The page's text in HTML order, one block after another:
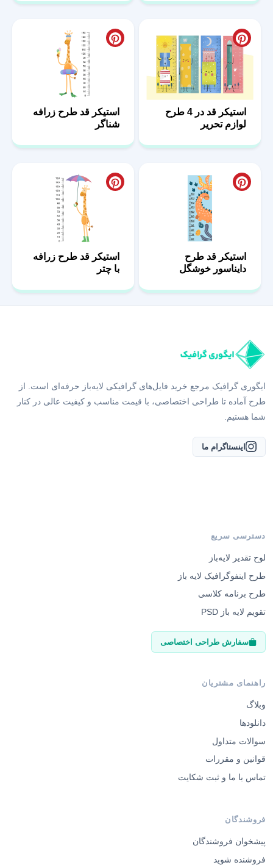
استیکر قد در 4 طرح
لوازم تحریر
استیکر قد طرح زرافه
شناگر
استیکر قد طرح
دایناسور خوشگل
استیکر قد طرح زرافه
با چتر
ایگوری گرافیک مرجع خرید فایل‌های گرافیکی لایه‌باز حرفه‌ای است. از
طرح آماده تا طراحی اختصاصی، با قیمت مناسب و کیفیت عالی در کنار
شما هستیم.
اینستاگرام ما
دسترسی سریع
لوح تقدیر لایه‌باز
طرح اینفوگرافیک لایه باز
طرح برنامه کلاسی
تقویم لایه باز PSD
سفارش طراحی اختصاصی
راهنمای مشتریان
وبلاگ
دانلودها
سوالات متداول
قوانین و مقررات
تماس با ما و ثبت شکایت
فروشندگان
پیشخوان فروشندگان
فروشنده شوید